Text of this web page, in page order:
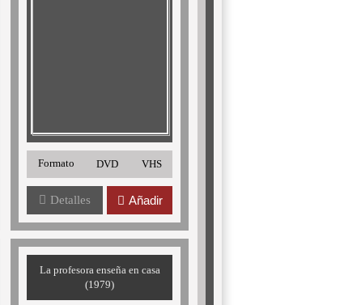
Formato DVD VHS
Detalles Añadir
La profesora enseña en casa
(1979)